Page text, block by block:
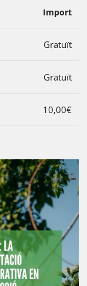
Import
Gratuït
Gratuït
10,00€